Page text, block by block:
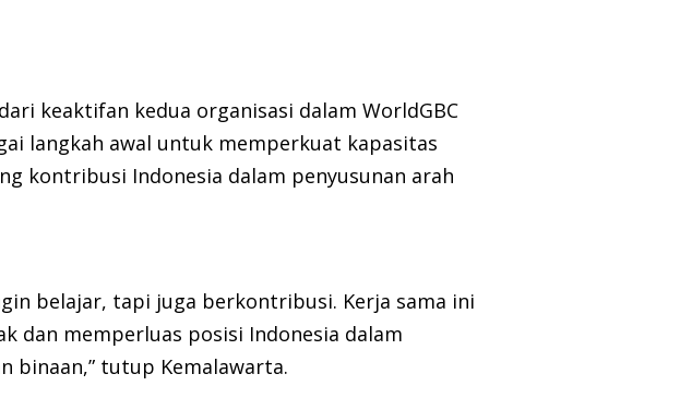
keaktifan kedua organisasi dalam WorldGBC
langkah awal untuk memperkuat kapasitas
kontribusi Indonesia dalam penyusunan arah
belajar, tapi juga berkontribusi. Kerja sama ini
dan memperluas posisi Indonesia dalam
binaan,” tutup Kemalawarta.